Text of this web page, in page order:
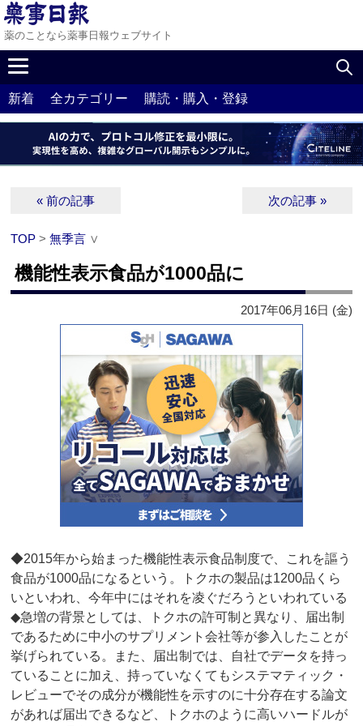
薬のことなら薬事日報ウェブサイト
新着 全カテゴリー 購読・購入・登録
« 前の記事 次の記事 »
TOP >無季言 ∨
機能性表示食品が1000品に
2017年06月16日 (金)
◆2015年から始まった機能性表示食品制度で、これを謳う
食品が1000品になるという。トクホの製品は1200品くら
いといわれ、今年中にはそれを凌ぐだろうといわれている
◆急増の背景としては、トクホの許可制と異なり、届出制
であるために中小のサプリメント会社等が参入したことが
挙げられている。また、届出制では、自社でデータを持っ
ていることに加え、持っていなくてもシステマティック・
レビューでその成分が機能性を示すのに十分存在する論文
があれば届出できるなど、トクホのように高いハードルが